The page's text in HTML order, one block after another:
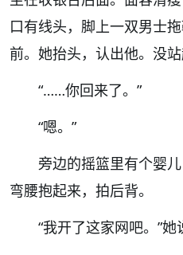
口有线头，脚上一双男士
前。她抬头，认出他。没站
“……你回来了。 ”
“嗯。 ”
旁边的摇篮里有个婴
弯腰抱起来，拍后背。
“我开了这家网吧。 ”她